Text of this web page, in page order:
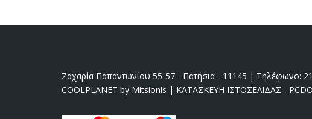
Ζαχαρία Παπαντωνίου 55-57 - Πατήσια - 11145 | Τηλέφωνο:
COOLPLANET by Mitsionis | ΚΑΤΑΣΚΕΥΗ ΙΣΤΟΣΕΛΙΔΑΣ -